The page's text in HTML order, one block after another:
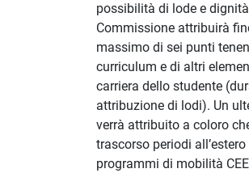
possibilità di lode e
Commissione attribuirà
massimo di sei punti
curriculum e di altri
carriera dello studente
attribuzione di lodi). Un
verrà attribuito a coloro
trascorso periodi
programmi di mobilità